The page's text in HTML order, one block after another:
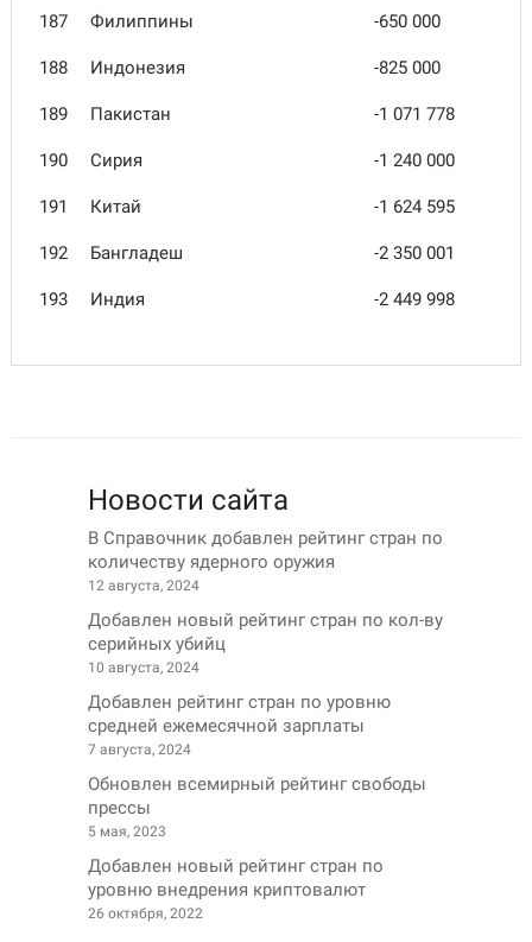
187 Филиппины -650 000
188 Индонезия -825 000
189 Пакистан -1 071 778
190 Сирия -1 240 000
191 Китай -1 624 595
192 Бангладеш -2 350 001
193 Индия -2 449 998
Новости сайта
В Справочник добавлен рейтинг стран по
количеству ядерного оружия
12 августа, 2024
Добавлен новый рейтинг стран по кол-ву
серийных убийц
10 августа, 2024
Добавлен рейтинг стран по уровню
средней ежемесячной зарплаты
7 августа, 2024
Обновлен всемирный рейтинг свободы
прессы
5 мая, 2023
Добавлен новый рейтинг стран по
уровню внедрения криптовалют
26 октября, 2022